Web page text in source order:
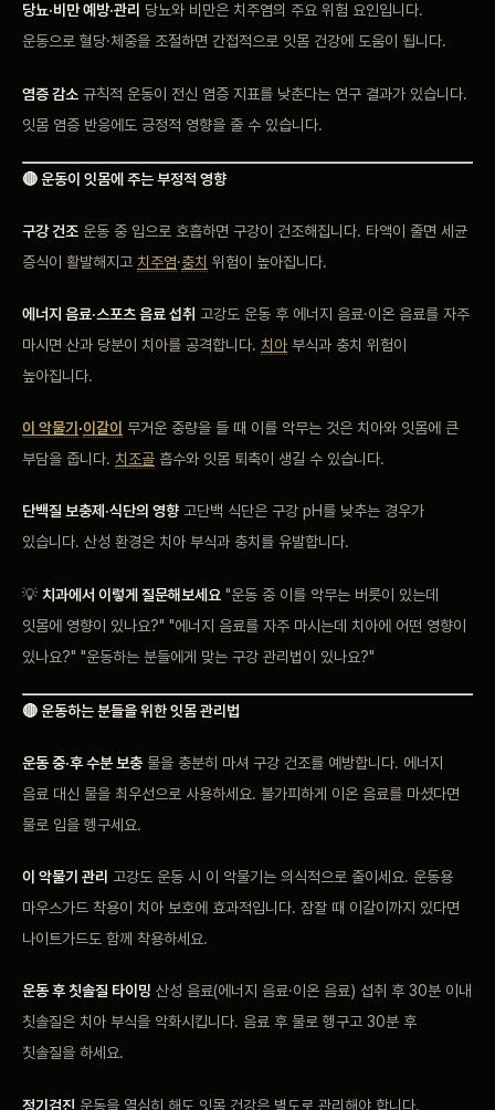
당뇨·비만 예방·관리 당뇨와 비만은 치주염의 주요 위험 요인입니다.
운동으로 혈당·체중을 조절하면 간접적으로 잇몸 건강에 도움이 됩니다.
염증 감소 규칙적 운동이 전신 염증 지표를 낮춘다는 연구 결과가 있습니다.
잇몸 염증 반응에도 긍정적 영향을 줄 수 있습니다.
🔴 운동이 잇몸에 주는 부정적 영향
구강 건조 운동 중 입으로 호흡하면 구강이 건조해집니다. 타액이 줄면 세균
증식이 활발해지고 치주염·충치 위험이 높아집니다.
에너지 음료·스포츠 음료 섭취 고강도 운동 후 에너지 음료·이온 음료를 자주
마시면 산과 당분이 치아를 공격합니다. 치아 부식과 충치 위험이
높아집니다.
이 악물기 ·이갈이 무거운 중량을 들 때 이를 악무는 것은 치아와 잇몸에 큰
부담을 줍니다. 치조골 흡수와 잇몸 퇴축이 생길 수 있습니다.
단백질 보충제·식단의 영향 고단백 식단은 구강 pH를 낮추는 경우가
있습니다. 산성 환경은 치아 부식과 충치를 유발합니다.
💡 치과에서 이렇게 질문해보세요 "운동 중 이를 악무는 버릇이 있는데
잇몸에 영향이 있나요?" "에너지 음료를 자주 마시는데 치아에 어떤 영향이
있나요?" "운동하는 분들에게 맞는 구강 관리법이 있나요?"
🔴 운동하는 분들을 위한 잇몸 관리법
운동 중·후 수분 보충 물을 충분히 마셔 구강 건조를 예방합니다. 에너지
음료 대신 물을 최우선으로 사용하세요. 불가피하게 이온 음료를 마셨다면
물로 입을 헹구세요.
이 악물기 관리 고강도 운동 시 이 악물기는 의식적으로 줄이세요. 운동용
마우스가드 착용이 치아 보호에 효과적입니다. 잠잘 때 이갈이까지 있다면
나이트가드도 함께 착용하세요.
운동 후 칫솔질 타이밍 산성 음료(에너지 음료·이온 음료) 섭취 후 30분 이내
칫솔질은 치아 부식을 악화시킵니다. 음료 후 물로 헹구고 30분 후
칫솔질을 하세요.
정기검진 운동을 열심히 해도 잇몸 건강은 별도로 관리해야 합니다.